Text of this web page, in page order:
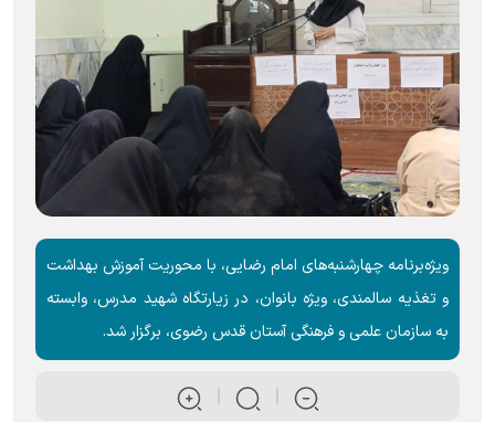
ویژه‌برنامه چهارشنبه‌های امام رضایی، با محوریت آموزش بهداشت
و تغذیه سالمندی، ویژه بانوان، در زیارتگاه شهید مدرس، وابسته
به سازمان علمی و فرهنگی آستان قدس رضوی، برگزار شد.